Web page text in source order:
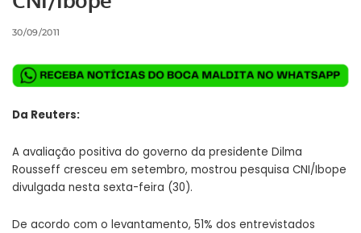
30/09/2011
Da Reuters:
A avaliação positiva do governo da presidente Dilma
Rousseff cresceu em setembro, mostrou pesquisa CNI/Ibope
divulgada nesta sexta-feira (30).
De acordo com o levantamento, 51% dos entrevistados